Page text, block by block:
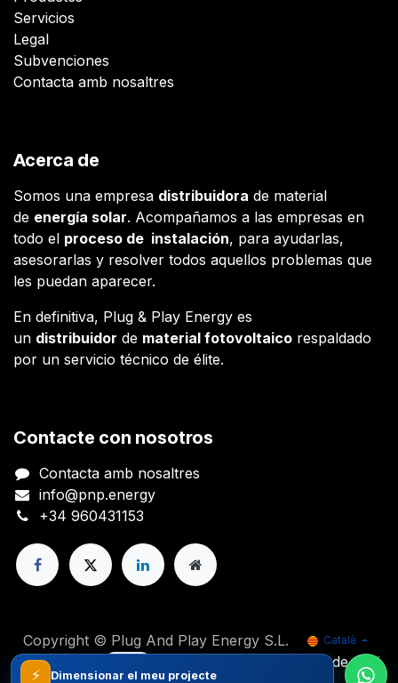
Servicios
Legal
Subvenciones
Contacta amb nosaltres
Acerca de
Somos una empresa distribuidora de material
de energía solar. Acompañamos a las empresas en
todo el proceso de instalación, para ayudarlas,
asesorarlas y resolver todos aquellos problemas que
les puedan aparecer.
En definitiva, Plug & Play Energy es
un distribuidor de material fotovoltaico respaldado
por un servicio técnico de élite.
Contacte con nosotros
Contacta amb nosaltres
info@pnp.energy
+34 960431153
Copyright © Plug And Play Energy S.L. Català
Powered by
Comerç electrònic de codi
⚡